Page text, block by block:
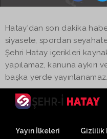
14
Kayserispor
Hatayspor
19
Adana Demirspor
Hatay'dan son dakika
siyasete, spordan
Şehri Hatay içerikleri
yapılamaz, kanuna aykırı
başka yerde yayınlanamaz.
Yayın İlkeleri Gizlilik